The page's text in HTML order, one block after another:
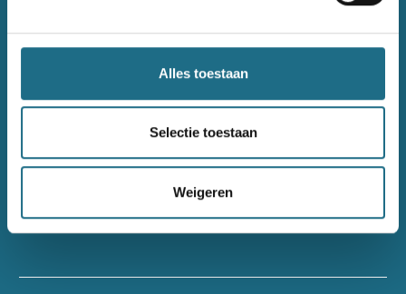
Alles toestaan
Selectie toestaan
Weigeren
Gezondheid
+32(0)50 40 51 40
info@wandelsport.be
BE 0643 481 073